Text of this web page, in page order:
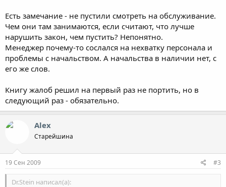
Есть замечание - не пустили смотреть на обслуживание.
Чем они там занимаются, если считают, что лучше
нарушить закон, чем пустить? Непонятно.
Менеджер почему-то сослался на нехватку персонала и
проблемы с начальством. А начальства в наличии нет, с
его же слов.
Книгу жалоб решил на первый раз не портить, но в
следующий раз - обязательно.
Alex
Старейшина
19 Сен 2009 #3
Dr.Stein написал(а):